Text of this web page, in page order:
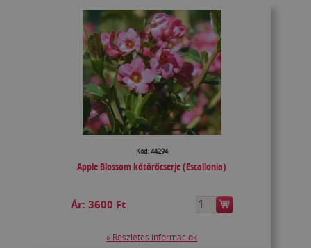
Kód: 44294
Apple Blossom kőtörőcserje (Escallonia)
Ár:3600 Ft
» Részletes információk